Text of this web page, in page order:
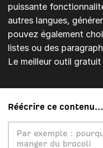
puissante
autres langues,
pouvez également
listes ou des
Le meilleur outil
Réécrire ce contenu...